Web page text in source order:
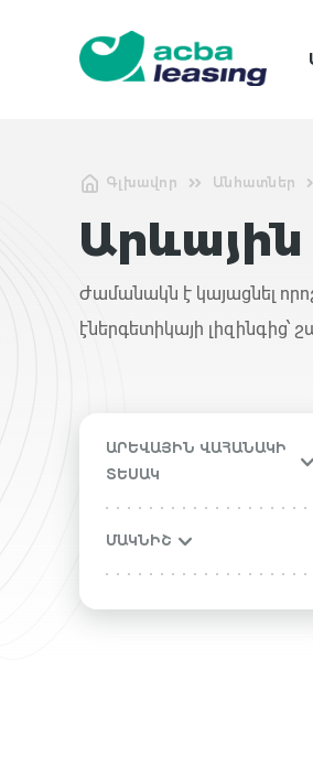
Գլխավոր Անհատներ
Ժամանակն է կայացնել
էներգետիկայի
ԱՐԵՎԱՅԻՆ ՎԱՀԱՆԱԿԻ
ՏԵՍԱԿ
ՄԱԿՆԻՇ